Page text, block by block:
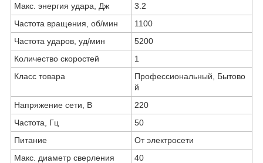
Макс. энергия удара, Дж
3.2
Частота вращения, об/мин
1100
Частота ударов, уд/мин
5200
Количество скоростей
1
Класс товара
Профессиональный, Бытово
й
Напряжение сети, В
220
Частота, Гц
50
Питание
От электросети
Макс. диаметр сверления
40